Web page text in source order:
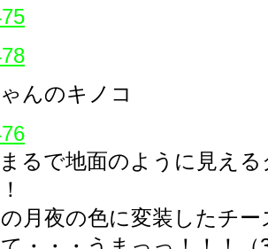
んのキノコ
まるで地面のように見え
月夜の色に変装したチ